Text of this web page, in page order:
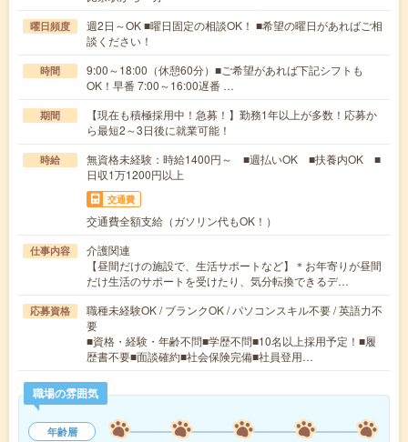
曜日頻度
週2日～OK ■曜日固定の相談OK！ ■希望の曜日があればご相
談ください！
時間
9:00～18:00（休憩60分）■ご希望があれば下記シフトも
OK！早番 7:00～16:00遅番 …
期間
【現在も積極採用中！急募！】勤務1年以上が多数！応募か
ら最短2～3日後に就業可能！
時給
無資格未経験：時給1400円～ ■週払いOK ■扶養内OK ■
日収1万1200円以上
交通費
交通費全額支給（ガソリン代もOK！）
仕事内容
介護関連
【昼間だけの施設で、生活サポートなど】＊お年寄りが昼間
だけ生活のサポートを受けたり、気分転換できるデ…
応募資格
職種未経験OK / ブランクOK / パソコンスキル不要 / 英語力不
要
■資格・経験・年齢不問■学歴不問■10名以上採用予定！■履
歴書不要■面談確約■社会保険完備■社員登用…
職場の雰囲気
年齢層